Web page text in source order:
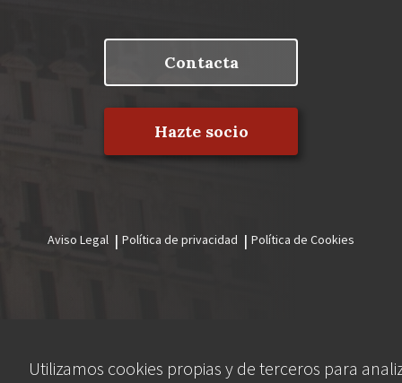
Utilizamos cookies propias y de terceros para
Contacta
Hazte socio
Aviso Legal Política de privacidad Política de Cookies